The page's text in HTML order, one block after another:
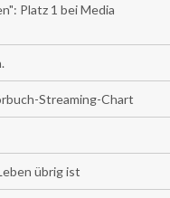
Platz 1 bei Media
Streaming-Chart
übrig ist